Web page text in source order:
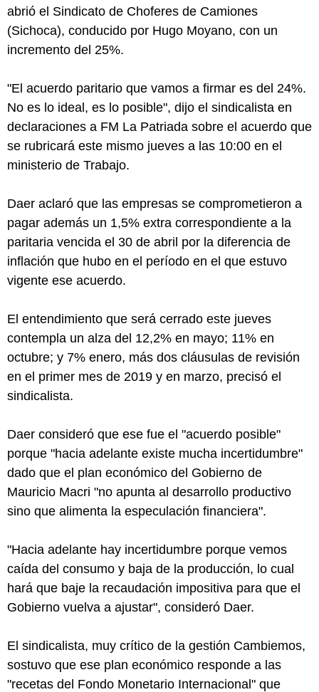
abrió el Sindicato de Choferes de Camiones
(Sichoca), conducido por Hugo Moyano, con un
incremento del 25%.
"El acuerdo paritario que vamos a firmar es del 24%.
No es lo ideal, es lo posible", dijo el sindicalista en
declaraciones a FM La Patriada sobre el acuerdo que
se rubricará este mismo jueves a las 10:00 en el
ministerio de Trabajo.
Daer aclaró que las empresas se comprometieron a
pagar además un 1,5% extra correspondiente a la
paritaria vencida el 30 de abril por la diferencia de
inflación que hubo en el período en el que estuvo
vigente ese acuerdo.
El entendimiento que será cerrado este jueves
contempla un alza del 12,2% en mayo; 11% en
octubre; y 7% enero, más dos cláusulas de revisión
en el primer mes de 2019 y en marzo, precisó el
sindicalista.
Daer consideró que ese fue el "acuerdo posible"
porque "hacia adelante existe mucha incertidumbre"
dado que el plan económico del Gobierno de
Mauricio Macri "no apunta al desarrollo productivo
sino que alimenta la especulación financiera".
"Hacia adelante hay incertidumbre porque vemos
caída del consumo y baja de la producción, lo cual
hará que baje la recaudación impositiva para que el
Gobierno vuelva a ajustar", consideró Daer.
El sindicalista, muy crítico de la gestión Cambiemos,
sostuvo que ese plan económico responde a las
"recetas del Fondo Monetario Internacional" que